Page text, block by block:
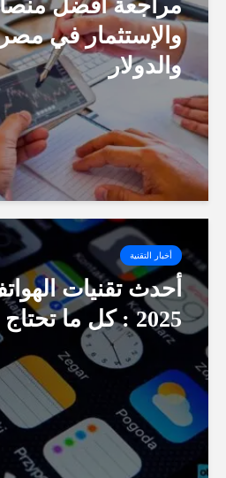
مراجعة افضل
والإستثمار في مصر
والدولار
أخبار التقنية
أحدث تقنيات
2025 : كل ما تحتاج لمعرفته